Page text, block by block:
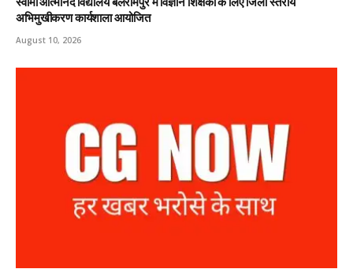
अभिमुखीकरण कार्यशाला आयोजित
August 10, 2026